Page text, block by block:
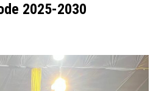
2025-2030